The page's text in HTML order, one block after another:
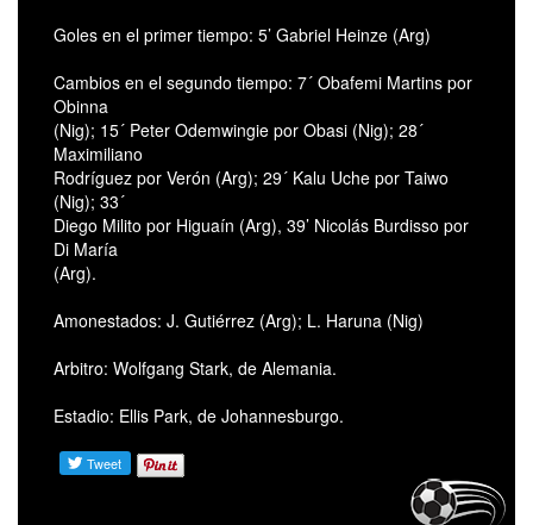
Goles en el primer tiempo: 5’ Gabriel Heinze (Arg)
Cambios en el segundo tiempo: 7´ Obafemi Martins por
Obinna
(Nig); 15´ Peter Odemwingie por Obasi (Nig); 28´
Maximiliano
Rodríguez por Verón (Arg); 29´ Kalu Uche por Taiwo
(Nig); 33´
Diego Milito por Higuaín (Arg), 39’ Nicolás Burdisso por
Di María
(Arg).
Amonestados: J. Gutiérrez (Arg); L. Haruna (Nig)
Arbitro: Wolfgang Stark, de Alemania.
Estadio: Ellis Park, de Johannesburgo.